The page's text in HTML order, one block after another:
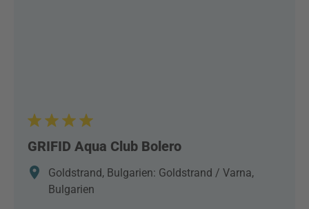
GRIFID Aqua Club Bolero
Goldstrand, Bulgarien: Goldstrand / Varna,
Bulgarien